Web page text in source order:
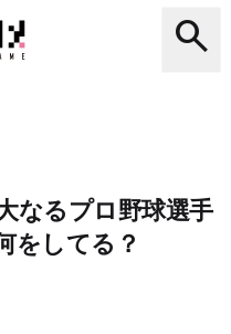
search
なるプロ野球選手
をしてる？